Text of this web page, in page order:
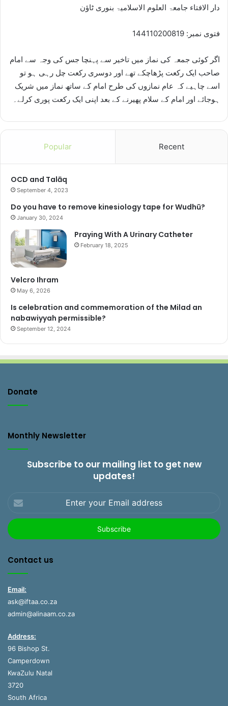
دار الافتاء جامعۃ العلوم الاسلامیۃ بنوری ٹاؤن
فتوی نمبر: 144110200819
اگر کوئی جمعہ کی نماز میں تاخیر سے پہنچا جس کی وجہ سے امام
صاحب ایک رکعت پڑھاچکے تھے اور دوسری رکعت چل رہی ہو تو
اسے چاہیے کہ عام نمازوں کی طرح امام کے ساتھ نماز میں شریک
ہوجائے اور امام کے سلام پھیرنے کے بعد اپنی ایک رکعت پوری کرلے۔
Popular Recent
OCD and Talāq
September 4, 2023
Do you have to remove kinesiology tape for Wudhū?
January 30, 2024
Praying With A Urinary Catheter
February 18, 2025
Velcro Ihram
May 6, 2026
Is celebration and commemoration of the Milad an
nabawiyyah permissible?
September 12, 2024
Donate
Monthly Newsletter
Subscribe to our mailing list to get new
updates!
your
Email
address
Contact us
Email:
ask@iftaa.co.za
admin@alinaam.co.za
Address:
96 Bishop St.
Camperdown
KwaZulu Natal
3720
South Africa